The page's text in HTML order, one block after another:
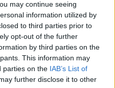
may continue seeing
information utilized by
to third parties prior to
opt-out of the further
by third parties on the
This information may
parties on the IAB’s List of
further disclose it to other